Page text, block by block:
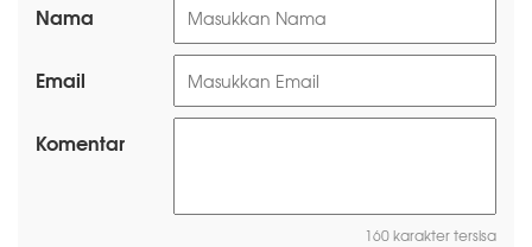
Nama
Email
Komentar
160 karakter tersisa